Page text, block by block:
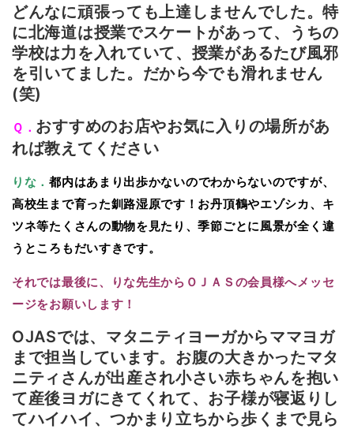
どんなに頑張っても上達しませんでした。特
に北海道は授業でスケートがあって、うちの
学校は力を入れていて、授業があるたび風邪
を引いてました。だから今でも滑れません
(笑)
Ｑ． おすすめのお店やお気に入りの場所があ
れば教えてください
りな．都内はあまり出歩かないのでわからないのですが、
高校生まで育った釧路湿原です！お丹頂鶴やエゾシカ、キ
ツネ等たくさんの動物を見たり、季節ごとに風景が全く違
うところもだいすきです。
それでは最後に、りな先生からＯＪＡＳの会員様へメッセ
ージをお願いします！
OJASでは、マタニティヨーガからママヨガ
まで担当しています。お腹の大きかったマタ
ニティさんが出産され小さい赤ちゃんを抱い
て産後ヨガにきてくれて、お子様が寝返りし
てハイハイ、つかまり立ちから歩くまで見ら